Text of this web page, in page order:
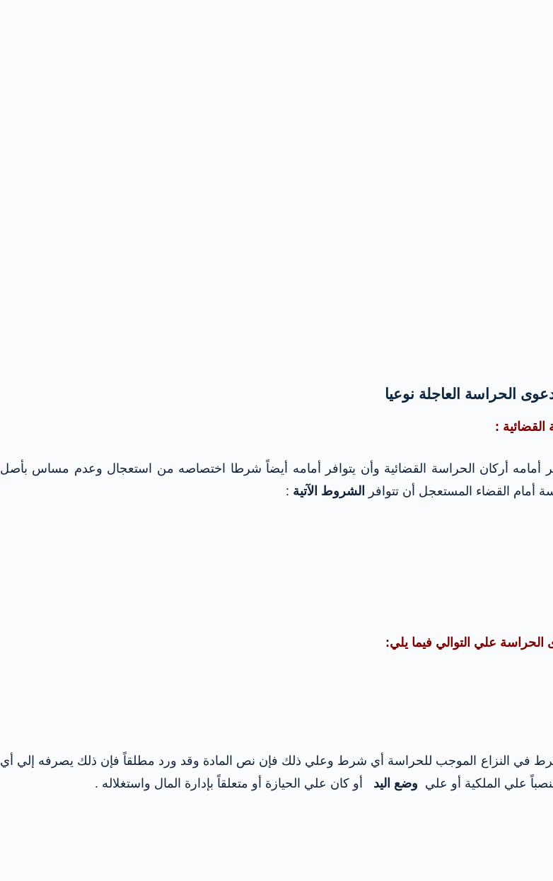
الحراسة العاجلة نوعيا
:
أمامه أركان الحراسة القضائية وأن يتوافر أمامه أيضاً شرطا اختصاصه من استعجال وعدم مساس بأصل
أمام القضاء المستعجل أن تتوافر
الشروط الآتية :
علي التوالي فيما يلي:
علي أن المشروع لم يشترط في النزاع الموجب للحراسة أي شرط وعلي ذلك فإن نص المادة وقد ورد مطلقاً فإن ذلك يصرفه إلي أي
علي الملكية أو علي وضع اليد أو كان علي الحيازة أو متعلقاً بإدارة المال واستغلاله .